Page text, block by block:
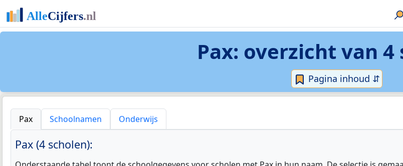
Pax: overzicht van 4
Pagina inhoud ⇵
Pax Schoolnamen Onderwijs
Pax (4 scholen):